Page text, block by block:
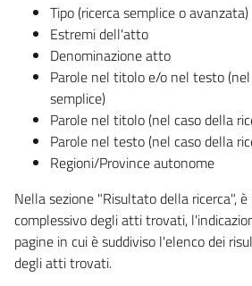
Tipo (ricerca semplice o avanzata)
Estremi dell'atto
Denominazione atto
Parole nel titolo e/o nel testo
semplice)
Parole nel titolo (nel caso della
Parole nel testo (nel caso della
Regioni/Province autonome
Nella sezione "Risultato della ricerca",
complessivo degli atti trovati,
pagine in cui è suddiviso l'elenco dei
degli atti trovati.